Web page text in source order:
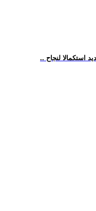
استكمالا لنجاح